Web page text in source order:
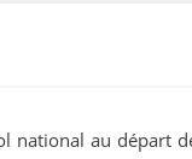
national au départ